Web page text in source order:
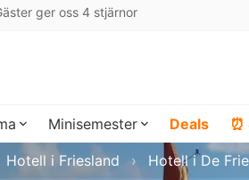
ger oss 4 stjärnor
Minisemester Deals
Hotell i Friesland Hotell i De